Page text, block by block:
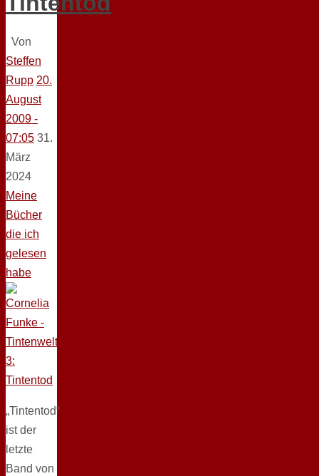
Von
Steffen
Rupp 20.
August
2009 -
07:05 31.
März
2024
Meine
Bücher
die ich
gelesen
habe
„Tintentod“
ist der
letzte
Band von